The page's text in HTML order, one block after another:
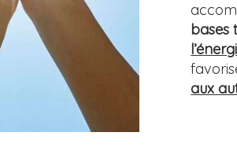
bases
aux